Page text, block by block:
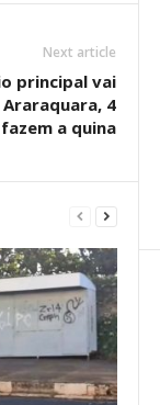
Next article
principal vai
4
fazem a quina